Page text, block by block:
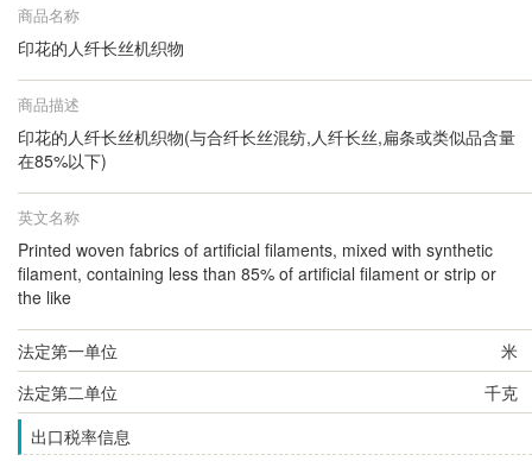
商品名称
印花的人纤长丝机织物
商品描述
印花的人纤长丝机织物(与合纤长丝混纺,人纤长丝,扁条或类似品含量
在85%以下)
英文名称
Printed woven fabrics of artificial filaments, mixed with synthetic
filament, containing less than 85% of artificial filament or strip or
the like
法定第一单位
米
法定第二单位
千克
出口税率信息